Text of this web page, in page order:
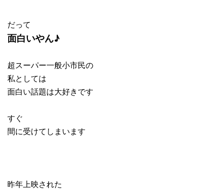
だって
面白いやん♪
超スーパー一般小市民の
私としては
面白い話題は大好きです
すぐ
間に受けてしまいます
昨年上映された